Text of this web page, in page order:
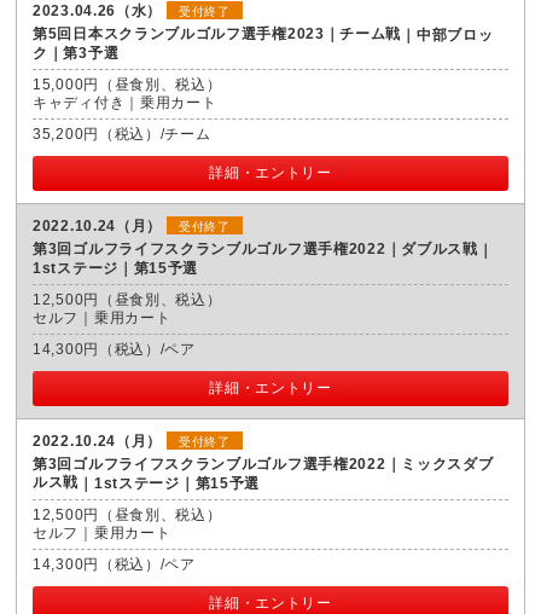
2023.04.26（水） 受付終了
第5回日本スクランブルゴルフ選手権2023｜チーム戦
中部ブロッ
ク｜第3予選
15,000円（昼食別、税込）
キャディ付き｜乗用カート
35,200円（税込）/チーム
詳細・エントリー
2022.10.24（月） 受付終了
第3回ゴルフライフスクランブルゴルフ選手権2022｜ダブルス戦
1stステージ｜第15予選
12,500円（昼食別、税込）
セルフ｜乗用カート
14,300円（税込）/ペア
詳細・エントリー
2022.10.24（月） 受付終了
第3回ゴルフライフスクランブルゴルフ選手権2022｜ミックスダブ
ルス戦
1stステージ｜第15予選
12,500円（昼食別、税込）
セルフ｜乗用カート
14,300円（税込）/ペア
詳細・エントリー